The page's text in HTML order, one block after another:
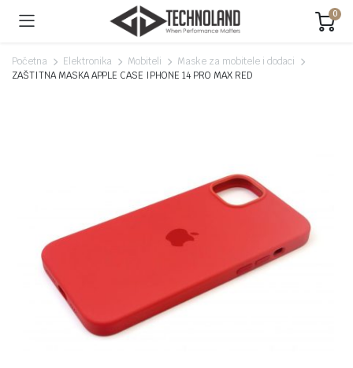
0
Početna Elektronika Mobiteli
Maske za mobitele i dodaci
ZAŠTITNA MASKA APPLE CASE IPHONE 14 PRO MAX RED